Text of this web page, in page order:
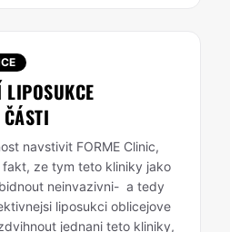
navstivit FORME Clinic,
fakt, ze tym teto kliniky jako
neinvazivni- a tedy
liposukci oblicejove
jednani teto kliniky,